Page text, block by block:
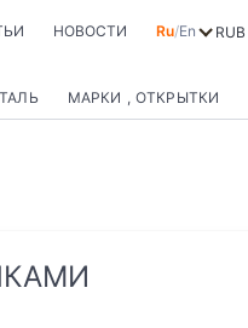
НОВОСТИ Ru/En
МАРКИ , ОТКРЫТКИ